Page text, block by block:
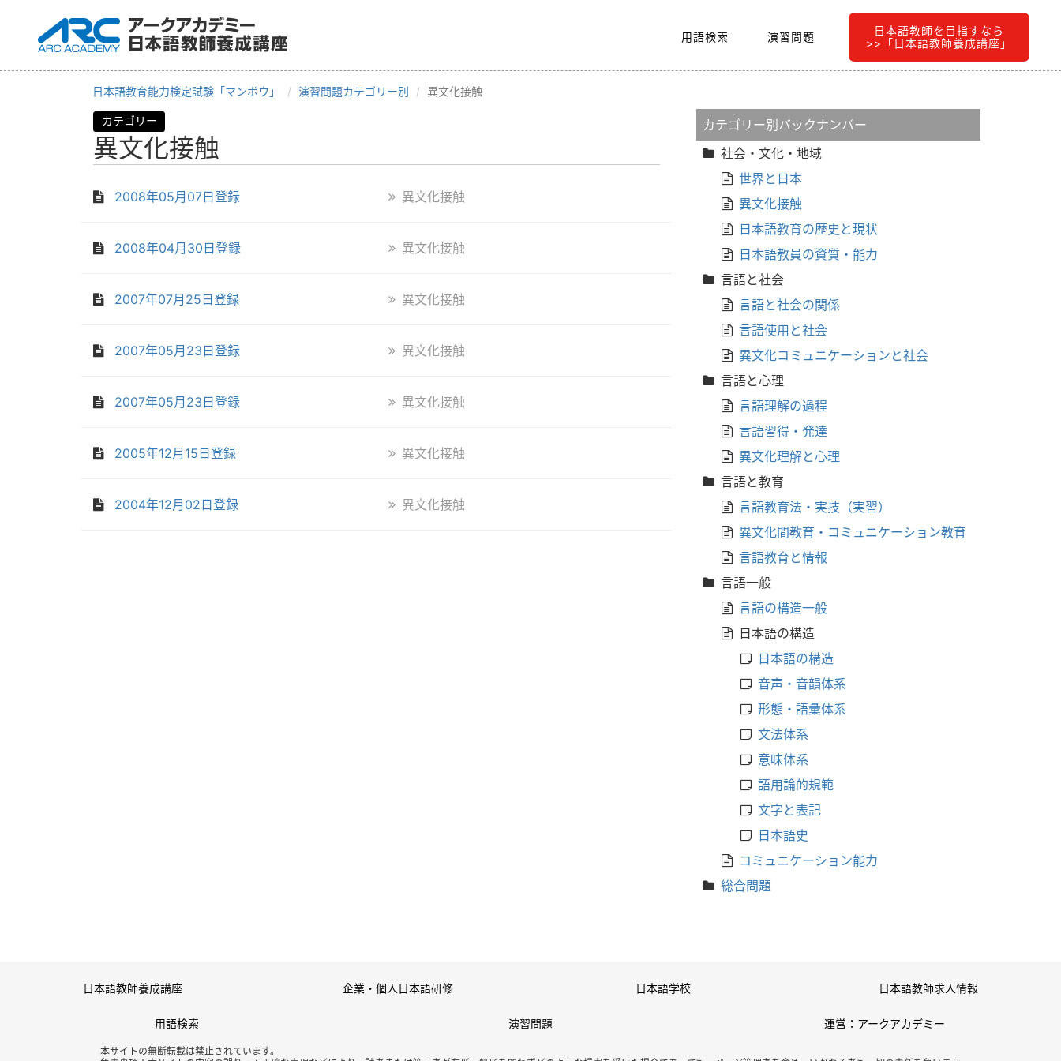
用語検索 演習問題 日本語教師を目指すなら
>>「日本語教師養成講座」
日本語教育能力検定試験「マンボウ」 演習問題カテゴリー別 異文化接触
カテゴリー
異文化接触
2008年05月07日登録 異文化接触
2008年04月30日登録 異文化接触
2007年07月25日登録 異文化接触
2007年05月23日登録 異文化接触
2007年05月23日登録 異文化接触
2005年12月15日登録 異文化接触
2004年12月02日登録 異文化接触
カテゴリー別バックナンバー
社会・文化・地域
世界と日本
異文化接触
日本語教育の歴史と現状
日本語教員の資質・能力
言語と社会
言語と社会の関係
言語使用と社会
異文化コミュニケーションと社会
言語と心理
言語理解の過程
言語習得・発達
異文化理解と心理
言語と教育
言語教育法・実技（実習）
異文化間教育・コミュニケーション教育
言語教育と情報
言語一般
言語の構造一般
日本語の構造
日本語の構造
音声・音韻体系
形態・語彙体系
文法体系
意味体系
語用論的規範
文字と表記
日本語史
コミュニケーション能力
総合問題
日本語教師養成講座 企業・個人日本語研修 日本語学校 日本語教師求人情報
用語検索 演習問題 運営：アークアカデミー
本サイトの無断転載は禁止されています。